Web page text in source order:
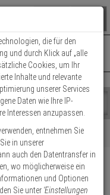
ist momentan leer.
Fertig
| Fr.: 8:00 - 14:00 Uhr
die für den
und durch Klick auf „alle
Cookies, um Ihr
Inhalte und relevante
unserer Services
Daten wie Ihre IP-
Interessen anzupassen.
entnehmen Sie
in unserer
auch den Datentransfer in
wo möglicherweise ein
und Optionen
Sie unter 'Einstellungen